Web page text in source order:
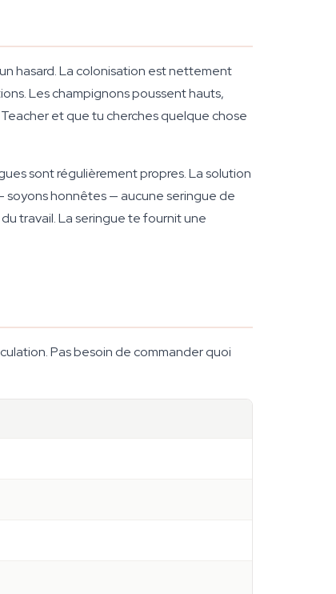
hasard. La colonisation est nettement
Les champignons poussent hauts,
et que tu cherches quelque chose
sont régulièrement propres. La solution
honnêtes — aucune seringue de
travail. La seringue te fournit une
Pas besoin de commander quoi